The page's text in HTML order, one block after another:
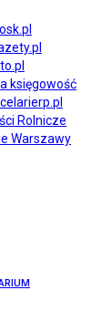
księgowość
Rolnicze
Warszawy